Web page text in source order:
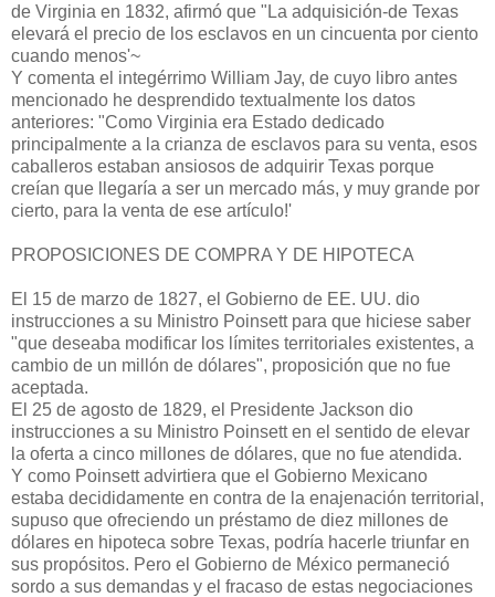
de Virginia en 1832, afirmó que "La adquisición-de Texas
elevará el precio de los esclavos en un cincuenta por ciento
cuando menos'~
Y comenta el integérrimo William Jay, de cuyo libro antes
mencionado he desprendido textualmente los datos
anteriores: "Como Virginia era Estado dedicado
principalmente a la crianza de esclavos para su venta, esos
caballeros estaban ansiosos de adquirir Texas porque
creían que llegaría a ser un mercado más, y muy grande por
cierto, para la venta de ese artículo!'
PROPOSICIONES DE COMPRA Y DE HIPOTECA
El 15 de marzo de 1827, el Gobierno de EE. UU. dio
instrucciones a su Ministro Poinsett para que hiciese saber
"que deseaba modificar los límites territoriales existentes, a
cambio de un millón de dólares", proposición que no fue
aceptada.
El 25 de agosto de 1829, el Presidente Jackson dio
instrucciones a su Ministro Poinsett en el sentido de elevar
la oferta a cinco millones de dólares, que no fue atendida.
Y como Poinsett advirtiera que el Gobierno Mexicano
estaba decididamente en contra de la enajenación territorial,
supuso que ofreciendo un préstamo de diez millones de
dólares en hipoteca sobre Texas, podría hacerle triunfar en
sus propósitos. Pero el Gobierno de México permaneció
sordo a sus demandas y el fracaso de estas negociacio­nes